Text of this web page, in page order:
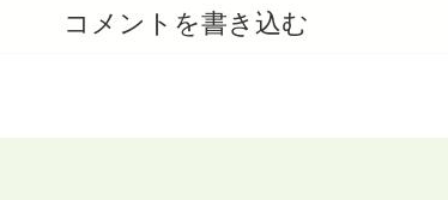
コメントを書き込む